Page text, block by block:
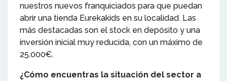
nuestros nuevos franquiciados para que puedan
abrir una tienda Eurekakids en su localidad. Las
más destacadas son el stock en depósito y una
inversión inicial muy reducida, con un máximo de
25.000€.
¿Cómo encuentras la situación del sector a